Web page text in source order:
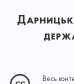
Весь